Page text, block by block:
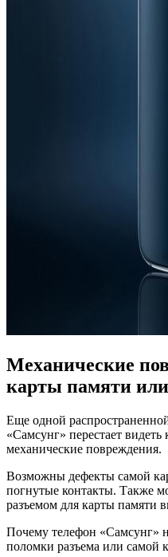
Механические
карты памяти
Еще одной
«Самсунг» перестает
механические повреждения.
Возможны дефекты самой
погнутые контакты. Также
разъемом для карты памяти
Почему телефон «Самсунг»
поломки разъема или самой